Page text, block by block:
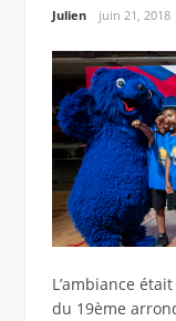
Julien juin 21, 2018
L’ambiance
du 19ème